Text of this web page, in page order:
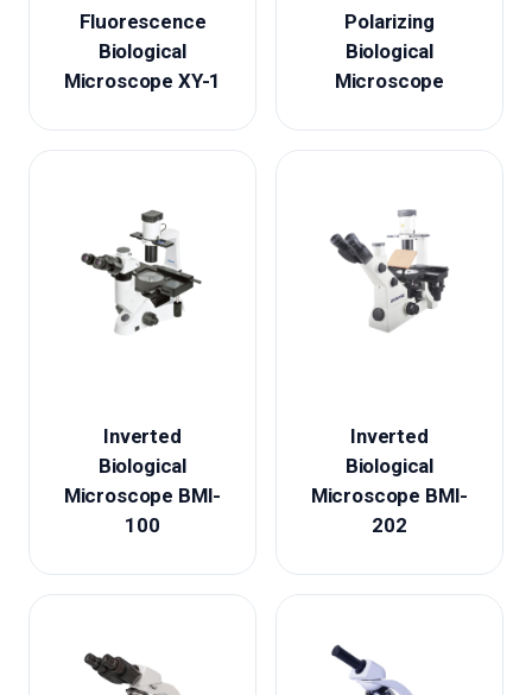
Fluorescence
Biological
Microscope XY-1
Polarizing
Biological
Microscope
Inverted
Biological
Microscope BMI-
100
Inverted
Biological
Microscope BMI-
202